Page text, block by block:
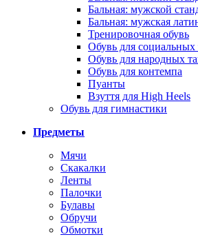
Бальная: мужской
Бальная: мужская
Тренировочная обувь
Обувь для социальных
Обувь для народных
Обувь для контемпа
Пуанты
Взуття для High Heels
Обувь для гимнастики
Предметы
Мячи
Скакалки
Ленты
Палочки
Булавы
Обручи
Обмотки